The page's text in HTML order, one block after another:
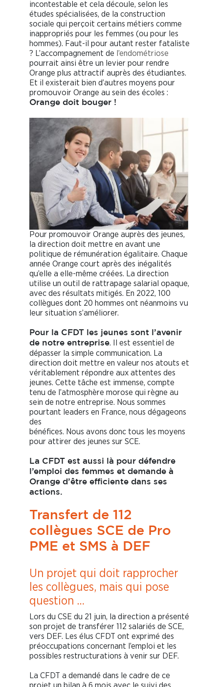
incontestable et cela découle, selon les
études spécialisées, de la construction
sociale qui perçoit certains métiers comme
inappropriés pour les femmes (ou pour les
hommes). Faut-il pour autant rester fataliste
? L’accompagnement de l’endométriose
pourrait ainsi être un levier pour rendre
Orange plus attractif auprès des étudiantes.
Et il existerait bien d’autres moyens pour
promouvoir Orange au sein des écoles :
Orange doit bouger !
Pour promouvoir Orange auprès des jeunes,
la direction doit mettre en avant une
politique de rémunération égalitaire. Chaque
année Orange court après des inégalités
qu’elle a elle-même créées. La direction
utilise un outil de rattrapage salarial opaque,
avec des résultats mitigés. En 2022, 100
collègues dont 20 hommes ont néanmoins vu
leur situation s’améliorer.
Pour la CFDT les jeunes sont l’avenir
de notre entreprise. Il est essentiel de
dépasser la simple communication. La
direction doit mettre en valeur nos atouts et
véritablement répondre aux attentes des
jeunes. Cette tâche est immense, compte
tenu de l’atmosphère morose qui règne au
sein de notre entreprise. Nous sommes
pourtant leaders en France, nous dégageons
des
bénéfices. Nous avons donc tous les moyens
pour attirer des jeunes sur SCE.
La CFDT est aussi là pour défendre
l’emploi des femmes et demande à
Orange d’être efficiente dans ses
actions.
Transfert de 112
collègues SCE de Pro
PME et SMS à DEF
Un projet qui doit rapprocher
les collègues, mais qui pose
question …
Lors du CSE du 21 juin, la direction a présenté
son projet de transférer 112 salariés de SCE,
vers DEF. Les élus CFDT ont exprimé des
préoccupations concernant l’emploi et les
possibles restructurations à venir sur DEF.
La CFDT a demandé dans le cadre de ce
projet un bilan à 6 mois avec le suivi des